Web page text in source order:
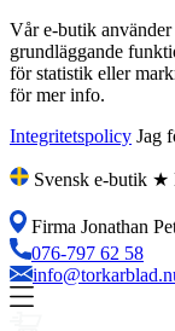
Vår e-butik
grundläggande
för statistik eller
för mer info.
Integritetspolicy Jag
Svensk e-butik
Firma Jonathan
076-797 62 58